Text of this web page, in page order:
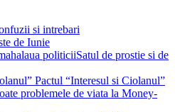
si intrebari
de Iunie
Satul de prostie si de
Pactul “Interesul si Ciolanul”